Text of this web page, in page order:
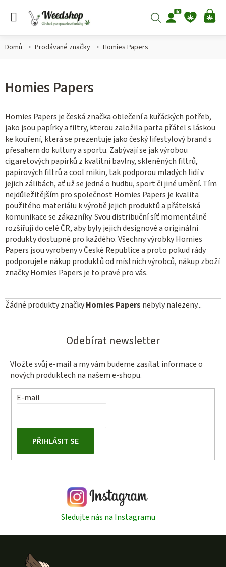
Hledat
Domů Prodávané značky Homies Papers
Homies Papers
Homies Papers je česká značka oblečení a kuřáckých potřeb,
jako jsou papírky a filtry, kterou založila parta přátel s láskou
ke kouření, která se prezentuje jakočeský lifestylový brands
přesahem do kultury a sportu. Zabývají se jak výrobou
cigaretových papírků z kvalitní bavlny, skleněných filtrů,
papírových filtrů a cool mikin, tak podporou mladých lidí v
jejich zálibách, ať už se jedná o hudbu, sport či jiné umění. Tím
nejdůležitějším pro společnost Homies Papers je kvalita
použitého materiálu k výrobě jejich produktů a přátelská
komunikace se zákazníky. Svou distribuční síť momentálně
rozšiřují do celé ČR, aby byly jejich designové a originální
produkty dostupné pro každého. Všechny výrobky Homies
Papers jsou vyrobeny v České Republice a proto pokud rády
podporujete nákup produktů od místních výrobců, nákup zboží
značky Homies Papers je to pravé pro vás.
Žádné produkty značkyHomies Papers nebyly nalezeny...
Odebírat newsletter
Vložte svůj e-mail a my vám budeme zasílat informace o
nových produktech na našem e-shopu.
E-mail
PŘIHLÁSIT SE
Sledujte nás na Instagramu